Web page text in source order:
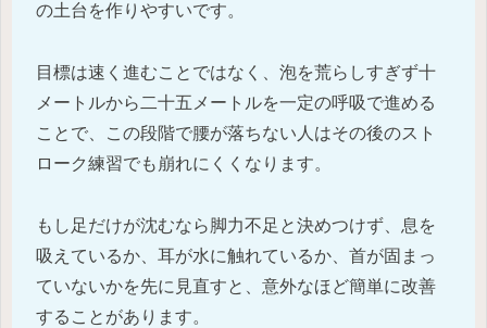
の土台を作りやすいです。
目標は速く進むことではなく、泡を荒らしすぎず十
メートルから二十五メートルを一定の呼吸で進める
ことで、この段階で腰が落ちない人はその後のスト
ローク練習でも崩れにくくなります。
もし足だけが沈むなら脚力不足と決めつけず、息を
吸えているか、耳が水に触れているか、首が固まっ
ていないかを先に見直すと、意外なほど簡単に改善
することがあります。